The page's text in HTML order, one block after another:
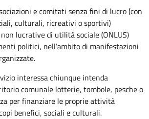
e comitati senza fini di lucro (con
culturali, ricreativi o sportivi)
lucrative di utilità sociale (ONLUS)
politici, nell’ambito di manifestazioni
interessa chiunque intenda
comunale lotterie, tombole, pesche o
per finanziare le proprie attività
benefici, sociali e culturali.